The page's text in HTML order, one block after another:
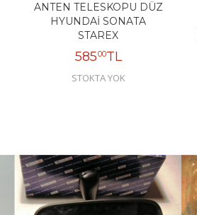
ANTEN TELESKOPU DÜZ
HYUNDAİ SONATA
STAREX
58500TL
STOKTA YOK